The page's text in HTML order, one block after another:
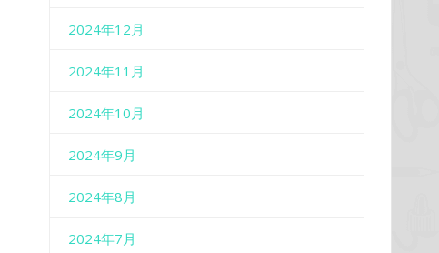
2024年12月
2024年11月
2024年10月
2024年9月
2024年8月
2024年7月